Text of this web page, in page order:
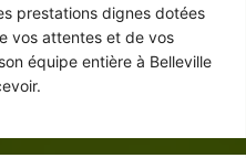
prestations dignes dotées
vos attentes et de vos
équipe entière à Belleville